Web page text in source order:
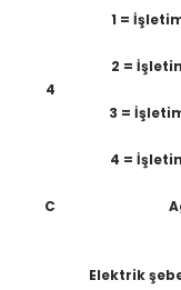
4
1 =
2 =
3 =
4 =
C
Elektrik